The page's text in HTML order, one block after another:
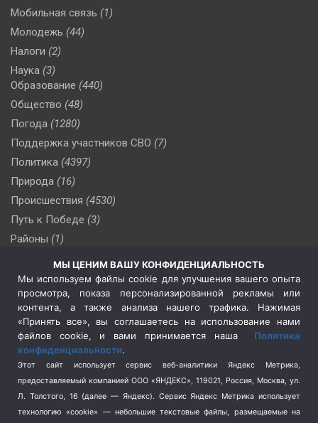
Мобильная связь (1)
Молодежь (44)
Налоги (2)
Наука (3)
Образование (440)
Общество (48)
Погода (1280)
Поддержка участников СВО (7)
Политика (4397)
Природа (16)
Происшествия (4530)
Путь к Победе (3)
Районы (1)
(510)
Сельское хозяйство (3)
Социальная политика
(3)
Спецоперация в Украине
Спецоперация на Украине
(404)
Спорт (740)
Терроризм (1)
Транспорт (262)
МЫ ЦЕНИМ ВАШУ КОНФИДЕНЦИАЛЬНОСТЬ
Мы используем файлы cookie для улучшения вашего опыта
просмотра, показа персонализированной рекламы или
контента, а также анализа нашего трафика. Нажимая
«Принять все», вы соглашаетесь на использование нами
файлов cookie, и вами принимается наша Политика
конфиденциальности.
Этот сайт использует сервис веб-аналитики Яндекс Метрика,
предоставляемый компанией ООО «ЯНДЕКС», 119021, Россия, Москва, ул.
Л. Толстого, 16 (далее — Яндекс). Сервис Яндекс Метрика использует
технологию «cookie» — небольшие текстовые файлы, размещаемые на